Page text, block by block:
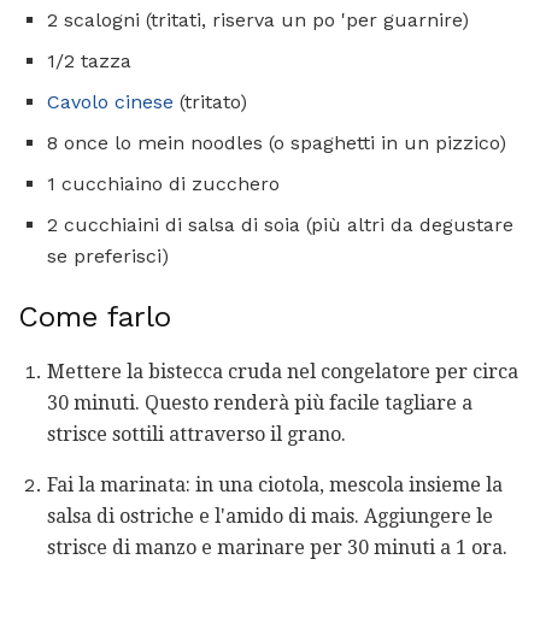
2 scalogni (tritati, riserva un po 'per guarnire)
1/2 tazza
Cavolo cinese (tritato)
8 once lo mein noodles (o spaghetti in un pizzico)
1 cucchiaino di zucchero
2 cucchiaini di salsa di soia (più altri da degustare
se preferisci)
Come farlo
Mettere la bistecca cruda nel congelatore per circa
30 minuti. Questo renderà più facile tagliare a
strisce sottili attraverso il grano.
Fai la marinata: in una ciotola, mescola insieme la
salsa di ostriche e l'amido di mais. Aggiungere le
strisce di manzo e marinare per 30 minuti a 1 ora.